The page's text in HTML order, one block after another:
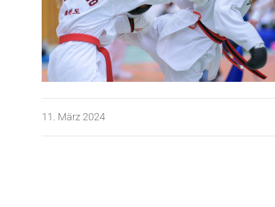
11. März 2024